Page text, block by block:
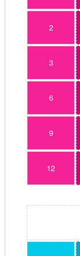
2
3
6
9
12